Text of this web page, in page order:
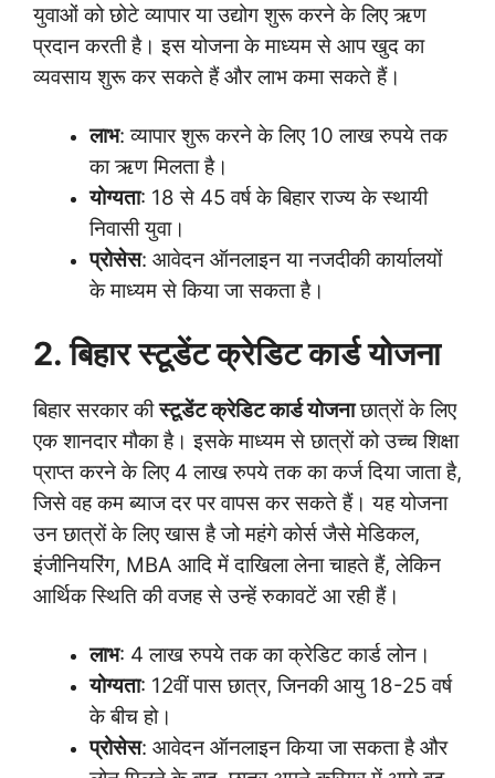
युवाओं को छोटे व्यापार या उद्योग शुरू करने के लिए ऋण
प्रदान करती है। इस योजना के माध्यम से आप खुद का
व्यवसाय शुरू कर सकते हैं और लाभ कमा सकते हैं।
लाभ: व्यापार शुरू करने के लिए 10 लाख रुपये तक
का ऋण मिलता है।
योग्यता: 18 से 45 वर्ष के बिहार राज्य के स्थायी
निवासी युवा।
प्रोसेस: आवेदन ऑनलाइन या नजदीकी कार्यालयों
के माध्यम से किया जा सकता है।
2. बिहार स्टूडेंट क्रेडिट कार्ड योजना
बिहार सरकार कीस्टूडेंट क्रेडिट कार्ड योजनाछात्रों के लिए
एक शानदार मौका है। इसके माध्यम से छात्रों को उच्च शिक्षा
प्राप्त करने के लिए 4 लाख रुपये तक का कर्ज दिया जाता है,
जिसे वह कम ब्याज दर पर वापस कर सकते हैं। यह योजना
उन छात्रों के लिए खास है जो महंगे कोर्स जैसे मेडिकल,
इंजीनियरिंग, MBA आदि में दाखिला लेना चाहते हैं, लेकिन
आर्थिक स्थिति की वजह से उन्हें रुकावटें आ रही हैं।
लाभ: 4 लाख रुपये तक का क्रेडिट कार्ड लोन।
योग्यता: 12वीं पास छात्र, जिनकी आयु 18-25 वर्ष
के बीच हो।
प्रोसेस: आवेदन ऑनलाइन किया जा सकता है और